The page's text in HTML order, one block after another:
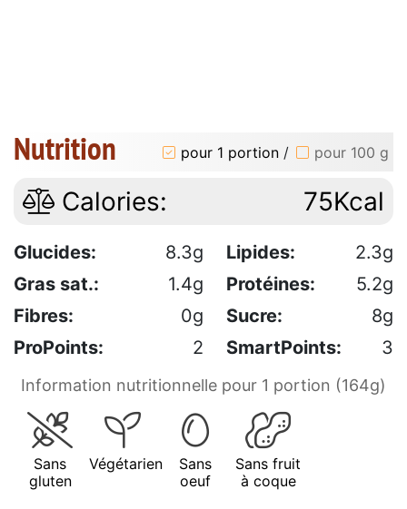
Nutrition pour 1 portion / pour 100 g
Calories: 75Kcal
Glucides: 8.3g Lipides:
2.3g
Gras sat.:
1.4g Protéines:
5.2g
Fibres:
0g Sucre:
8g
ProPoints:
2 SmartPoints: 3
Information nutritionnelle pour 1 portion (164g)
Sans
gluten
Végétarien
Sans
oeuf
Sans fruit
à coque